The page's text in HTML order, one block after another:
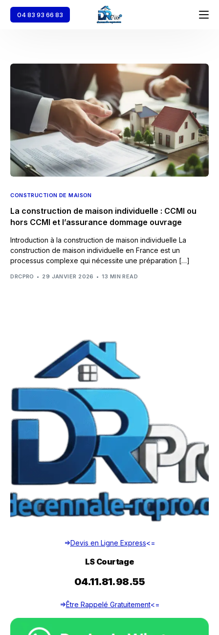
04 83 93 66 83
CONSTRUCTION DE MAISON
La construction de maison individuelle : CCMI ou
hors CCMI et l’assurance dommage ouvrage
Introduction à la construction de maison individuelle La
construction de maison individuelle en France est un
processus complexe qui nécessite une préparation […]
DRCPRO 29 JANVIER 2026 13 MIN READ
=>Devis en Ligne Express<=
LS Courtage
04.11.81.98.55
=>Être Rappelé Gratuitement<=
Accueil
Décennale
Dommages Ouvrage
Responsabilité Civile Professionnelle
Multirisque Pro